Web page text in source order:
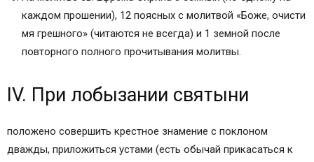
каждом прошении), 12 поясных с молитвой «Боже, очисти
мя грешного» (читаются не всегда) и 1 земной после
повторного полного прочитывания молитвы.
IV. При лобызании святыни
положено совершить крестное знамение с поклоном
дважды, приложиться устами (есть обычай прикасаться к